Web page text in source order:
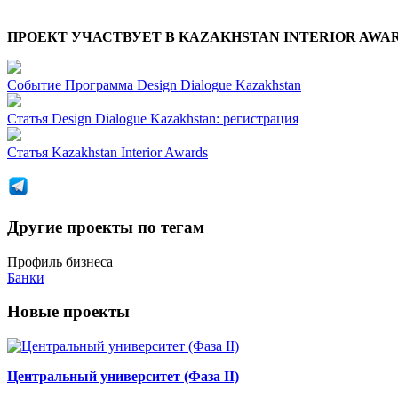
ПРОЕКТ УЧАСТВУЕТ В KAZAKHSTAN INTERIOR
Событие Программа Design Dialogue Kazakhstan
Статья Design Dialogue Kazakhstan: регистрация
Статья Kazakhstan Interior Awards
Другие проекты по тегам
Профиль бизнеса
Банки
Новые проекты
Центральный университет (Фаза II)